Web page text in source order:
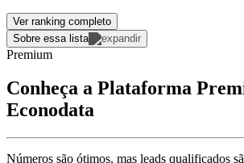
Ver ranking completo
Sobre essa lista
Premium
Conheça a Plataforma
Econodata
Números são ótimos, mas leads qualificados